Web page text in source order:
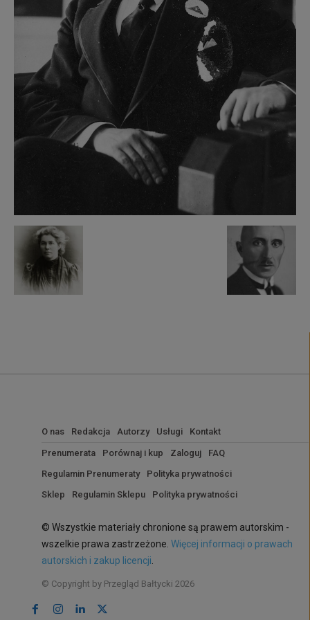
O nas Redakcja Autorzy Usługi Kontakt
Prenumerata Porównaj i kup Zaloguj
FAQ
Regulamin Prenumeraty
Polityka prywatności
Sklep
Regulamin Sklepu Polityka prywatności
© Wszystkie materiały chronione są prawem autorskim -
wszelkie prawa zastrzeżone. Więcej informacji o prawach
autorskich i zakup licencji.
© Copyright by Przegląd Bałtycki 2026